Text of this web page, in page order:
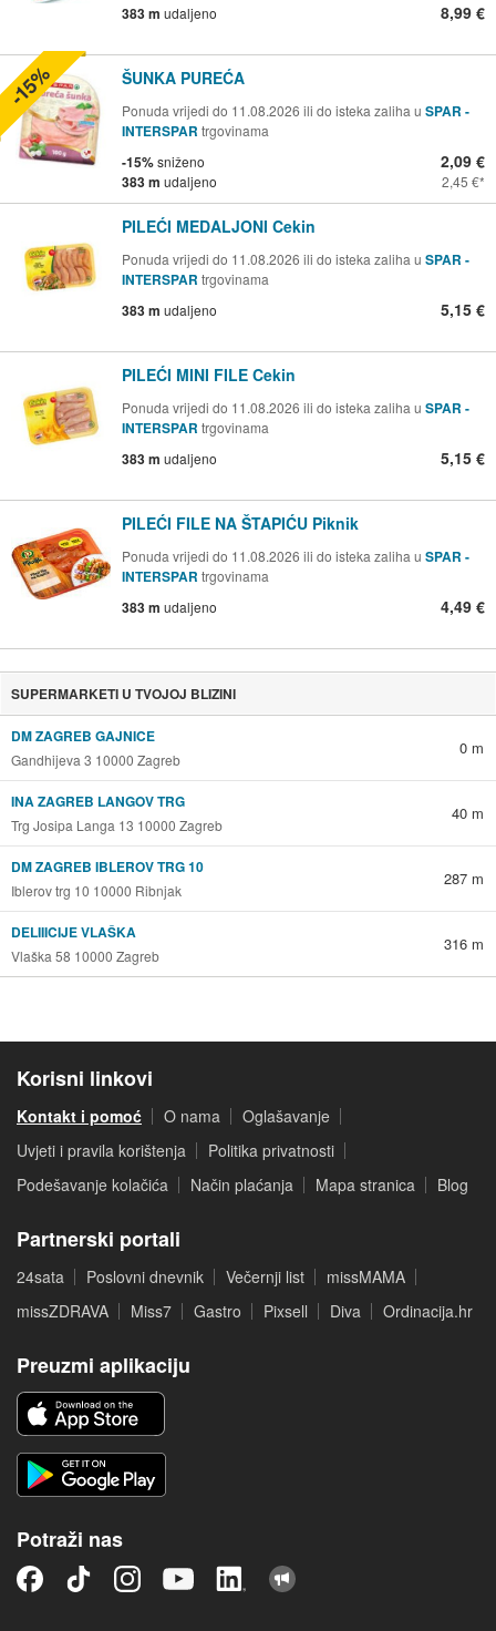
383 m udaljeno 8,99 €
ŠUNKA PUREĆA
Ponuda vrijedi do 11.08.2026 ili do isteka zaliha u SPAR -
INTERSPAR trgovinama
-15%sniženo
383 m udaljeno
2,09 €
2,45 €
-15%
PILEĆI MEDALJONI Cekin
Ponuda vrijedi do 11.08.2026 ili do isteka zaliha u SPAR -
INTERSPAR trgovinama
383 m udaljeno 5,15 €
PILEĆI MINI FILE Cekin
Ponuda vrijedi do 11.08.2026 ili do isteka zaliha u SPAR -
INTERSPAR trgovinama
383 m udaljeno 5,15 €
PILEĆI FILE NA ŠTAPIĆU Piknik
Ponuda vrijedi do 11.08.2026 ili do isteka zaliha u SPAR -
INTERSPAR trgovinama
383 m udaljeno 4,49 €
SUPERMARKETI U TVOJOJ BLIZINI
DM ZAGREB GAJNICE
Gandhijeva 3 10000 Zagreb
0 m
INA ZAGREB LANGOV TRG
Trg Josipa Langa 13 10000 Zagreb
40 m
DM ZAGREB IBLEROV TRG 10
Iblerov trg 10 10000 Ribnjak
287 m
DELIIICIJE VLAŠKA
Vlaška 58 10000 Zagreb
316 m
Korisni linkovi
Kontakt i pomoć O nama
Oglašavanje
Uvjeti i pravila korištenja
Politika privatnosti
Podešavanje kolačića
Način plaćanja Mapa stranica Blog
Partnerski portali
24sata Poslovni dnevnik Večernji list
missMAMA
missZDRAVA
Miss7 Gastro Pixsell Diva Ordinacija.hr
Preuzmi aplikaciju
Potraži nas